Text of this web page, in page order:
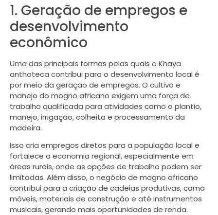
1. Geração de empregos e
desenvolvimento
econômico
Uma das principais formas pelas quais o Khaya
anthoteca contribui para o desenvolvimento local é
por meio da geração de empregos. O cultivo e
manejo do mogno africano exigem uma força de
trabalho qualificada para atividades como o plantio,
manejo, irrigação, colheita e processamento da
madeira.
Isso cria empregos diretos para a população local e
fortalece a economia regional, especialmente em
áreas rurais, onde as opções de trabalho podem ser
limitadas. Além disso, o negócio de mogno africano
contribui para a criação de cadeias produtivas, como
móveis, materiais de construção e até instrumentos
musicais, gerando mais oportunidades de renda.